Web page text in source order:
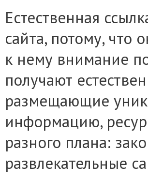
Естественная
сайта, потому, что
к нему внимание
получают
размещающие
информацию,
разного плана:
развлекательные